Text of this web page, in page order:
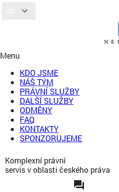
expand_more
Menu
KDO JSME
NÁŠ TÝM
PRÁVNÍ SLUŽBY
DALŠÍ SLUŽBY
ODMĚNY
FAQ
KONTAKTY
SPONZORUJEME
Komplexní právní
servis v oblasti českého práva
forum